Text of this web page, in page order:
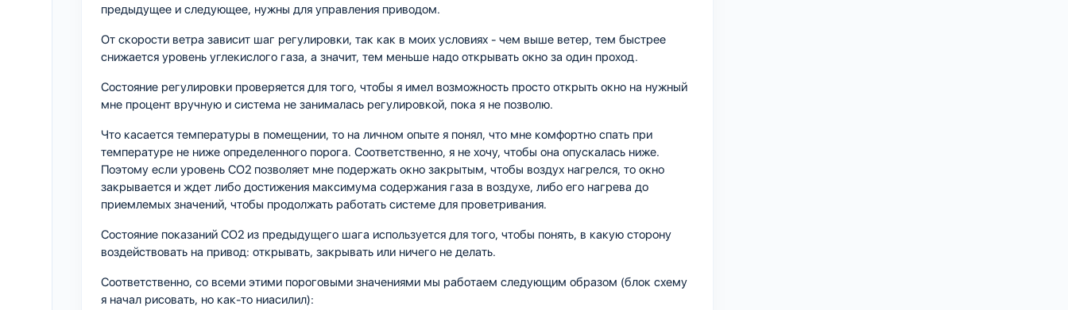
предыдущее и следующее, нужны для управления приводом.
От скорости ветра зависит шаг регулировки, так как в моих условиях - чем выше ветер, тем быстрее
снижается уровень углекислого газа, а значит, тем меньше надо открывать окно за один проход.
Состояние регулировки проверяется для того, чтобы я имел возможность просто открыть окно на нужный
мне процент вручную и система не занималась регулировкой, пока я не позволю.
Что касается температуры в помещении, то на личном опыте я понял, что мне комфортно спать при
температуре не ниже определенного порога. Соответственно, я не хочу, чтобы она опускалась ниже.
Поэтому если уровень CO2 позволяет мне подержать окно закрытым, чтобы воздух нагрелся, то окно
закрывается и ждет либо достижения максимума содержания газа в воздухе, либо его нагрева до
приемлемых значений, чтобы продолжать работать системе для проветривания.
Состояние показаний CO2 из предыдущего шага используется для того, чтобы понять, в какую сторону
воздействовать на привод: открывать, закрывать или ничего не делать.
Соответственно, со всеми этими пороговыми значениями мы работаем следующим образом (блок схему
я начал рисовать, но как-то ниасилил):